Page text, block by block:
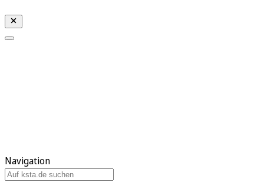
Navigation